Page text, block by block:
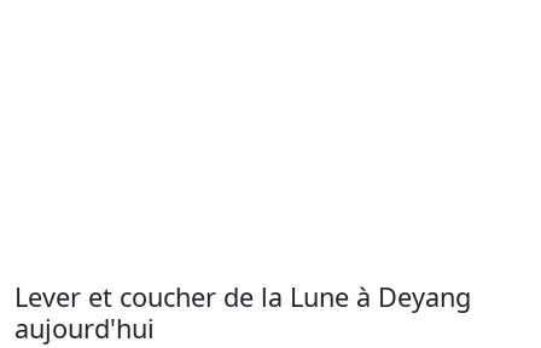
Lever et coucher de la Lune à Deyang
aujourd'hui